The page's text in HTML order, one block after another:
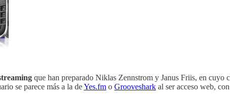
que han preparado Niklas Zennstrom y Janus Friis, en
se parece más a la deYes.fm o Grooveshark al ser acceso web,